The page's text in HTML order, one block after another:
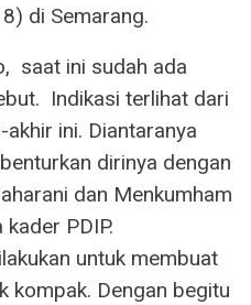
di Semarang.
saat ini sudah ada
Indikasi terlihat dari
ini. Diantaranya
dirinya dengan
dan Menkumham
PDIP.
untuk membuat
kompak. Dengan begitu